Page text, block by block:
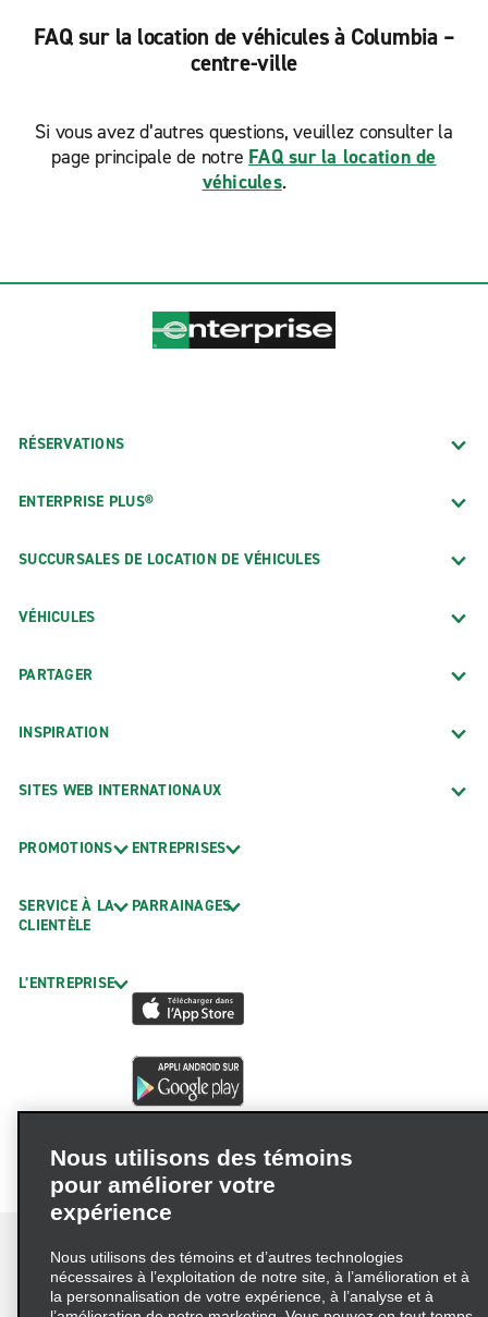
FAQ sur la location de véhicules à Columbia –
centre-ville
Si vous avez d’autres questions, veuillez consulter la
page principale de notre FAQ sur la location de
véhicules.
RÉSERVATIONS
ENTERPRISE PLUS®
SUCCURSALES DE LOCATION DE VÉHICULES
VÉHICULES
PARTAGER
INSPIRATION
SITES WEB INTERNATIONAUX
PROMOTIONS
SERVICE À LA
CLIENTÈLE
L’ENTREPRISE
ENTREPRISES
PARRAINAGES
Nous utilisons des témoins
pour améliorer votre
expérience
Nous utilisons des témoins et d’autres technologies
nécessaires à l’exploitation de notre site, à l’amélioration et à
la personnalisation de votre expérience, à l’analyse et à